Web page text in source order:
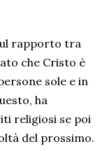
rapporto tra
che Cristo è
sole e in
ha
religiosi se poi
del prossimo.